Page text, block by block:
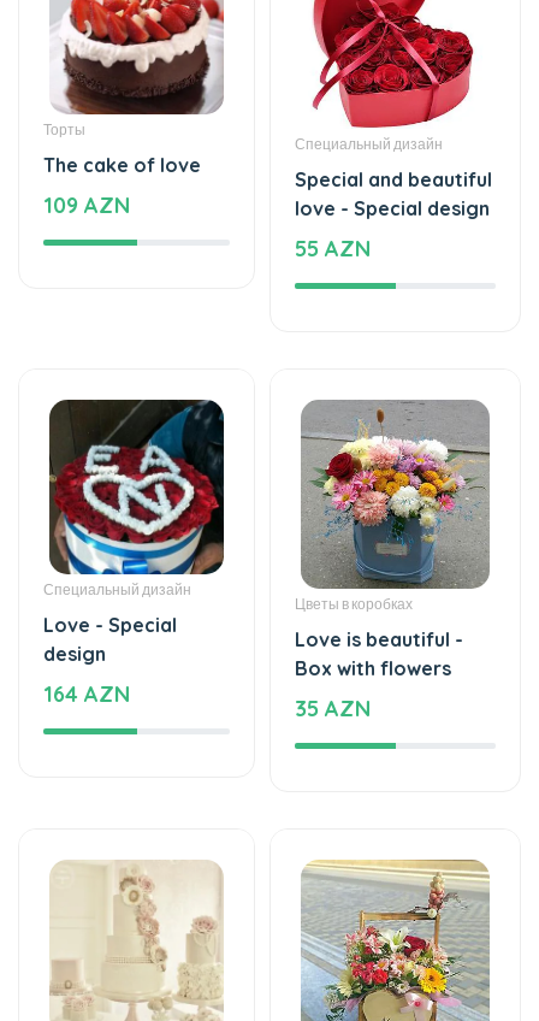
The cake of love
109 AZN
Special and beautiful
love - Special design
55 AZN
Специальный дизайн
Love - Special
design
164 AZN
Цветы в коробках
Love is beautiful -
Box with flowers
35 AZN
Beautiful and
special
1180 AZN
Цветочный ящик
Autumn alarm -
Wooden box with
flowers